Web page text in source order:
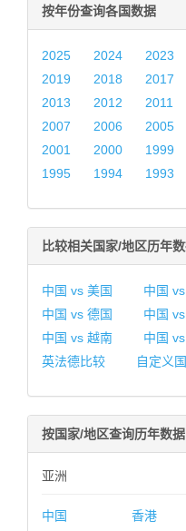
按年份查询各国数据
2025 2024 2023
2019
2018 2017
2013
2012 2011
2007
2006 2005
2001
2000 1999
1995
1994 1993
比较相关国家/地区历年
中国 vs 美国 中国
中国 vs 德国
中国
中国 vs 越南
中国
英法德比较
自定义
按国家/地区查询历年数据
亚洲
中国 香港